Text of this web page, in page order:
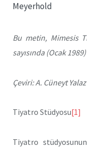
Meyerhold
Bu metin, Mimesis
sayısında (Ocak
Çeviri: A. Cüneyt Yalaz
Tiyatro Stüdyosu[1]
Tiyatro